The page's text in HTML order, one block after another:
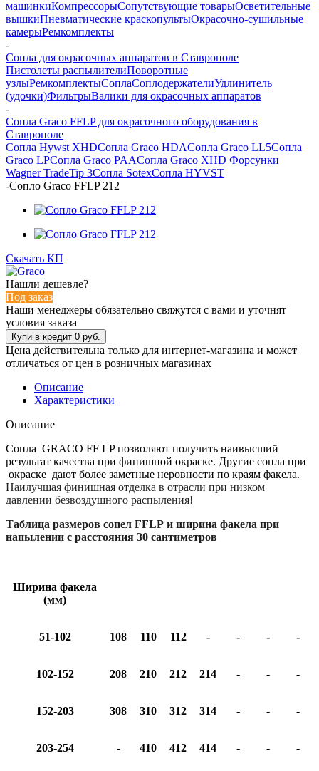
машинкиКомпрессорыСопутствующие товарыОсветительные
вышкиПневматические краскопультыОкрасочно-сушильные
камерыРемкомплекты
-
Сопла для окрасочных аппаратов в Ставрополе
Пистолеты распылителиПоворотные
узлыРемкомплектыСоплаСоплодержателиУдлинитель
(удочки)ФильтрыВалики для окрасочных аппаратов
-
Сопла Graco FFLP для окрасочного оборудования в
Ставрополе
Сопла Hywst XHDСопла Graco HDAСопла Graco LL5Сопла
Graco LPСопла Graco PAAСопла Graco XHD Форсунки
Wagner TradeTip 3Сопла SotexСопла HYVST
-Сопло Graco FFLP 212
Скачать КП
Нашли дешевле?
Под заказ
Наши менеджеры обязательно свяжутся с вами и уточнят
условия заказа
Цена действительна только для интернет-магазина и может
отличаться от цен в розничных магазинах
Описание
Характеристики
Описание
Сопла GRACO FF LP позволяют получить наивысший
результат качества при финишной окраске. Другие сопла при
окраске дают более заметные неровности по краям факела.
Наилучшая финишная отделка в отрасли при низком
давлении безвоздушного распыления!
Таблица размеров сопел FFLP и ширина факела при
напылении с расстояния 30 сантиметров
Ширина факела
(мм)
51-102 108 110 112 - - - -
102-152 208 210 212 214 - - -
152-203 308 310 312 314 - - -
203-254 - 410 412 414 - - -